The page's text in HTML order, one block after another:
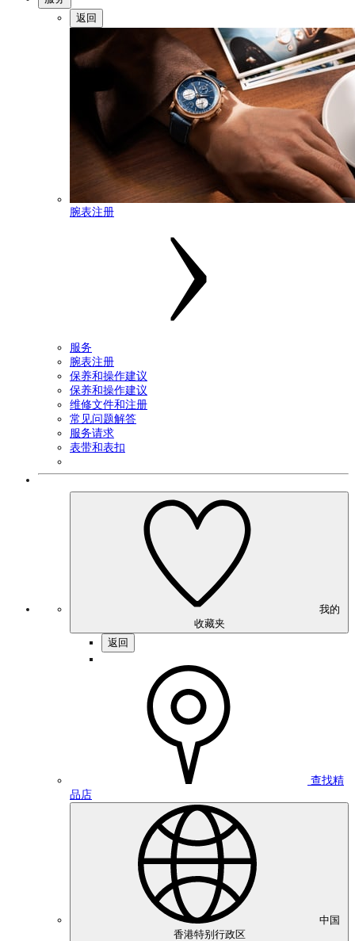
返回
腕表注册
服务
腕表注册
保养和操作建议
保养和操作建议
维修文件和注册
常见问题解答
服务请求
表带和表扣
收藏夹
返回
查找精
品店
中国
香港特别行政区